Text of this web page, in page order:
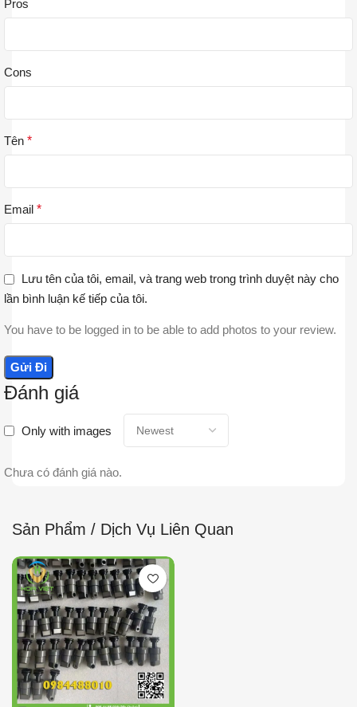
Đánh giá
Only with images
Chưa có đánh giá nào.
Pros
Cons
Tên *
Email *
Lưu tên của tôi, email, và trang web trong trình duyệt này cho
lần bình luận kế tiếp của tôi.
You have to be logged in to be able to add photos to your review.
Sản Phẩm / Dịch Vụ Liên Quan